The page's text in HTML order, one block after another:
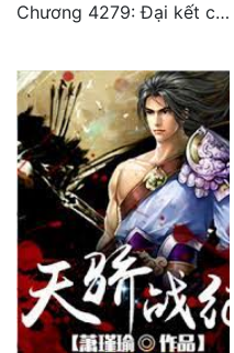
Chương 4279: Đại kết cuộc